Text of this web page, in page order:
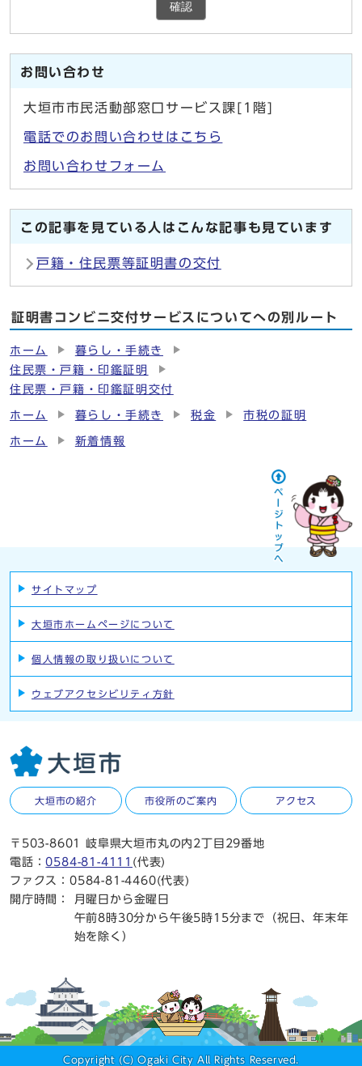
確認
お問い合わせ
大垣市市民活動部窓口サービス課[1階]
電話でのお問い合わせはこちら
お問い合わせフォーム
この記事を見ている人はこんな記事も見ています
戸籍・住民票等証明書の交付
証明書コンビニ交付サービスについてへの別ルート
ホーム
暮らし・手続き
住民票・戸籍・印鑑証明
住民票・戸籍・印鑑証明交付
ホーム 暮らし・手続き 税金 市税の証明
ホーム 新着情報
サイトマップ
大垣市ホームページについて
個人情報の取り扱いについて
ウェブアクセシビリティ方針
大垣市の紹介 市役所のご案内 アクセス
〒503-8601 岐阜県大垣市丸の内2丁目29番地
電話：0584-81-4111 (代表)
ファクス：0584-81-4460(代表)
開庁時間：
月曜日から金曜日
午前8時30分から午後5時15分まで（祝日、年末年
始を除く）
Copyright (C) Ogaki City All Rights Reserved.